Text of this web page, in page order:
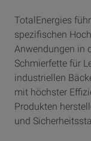
TotalEnergies
spezifischen
Anwendungen in
Schmierfette für
industriellen
mit höchster
Produkten
und